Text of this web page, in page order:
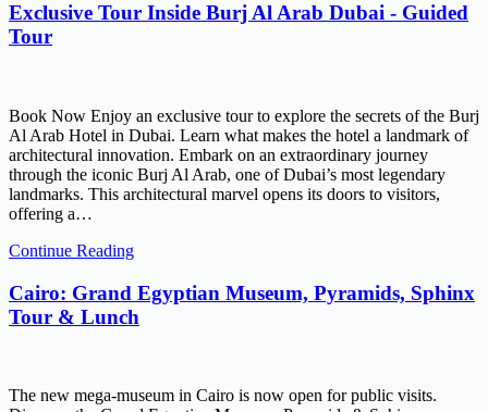
Exclusive Tour Inside Burj Al Arab Dubai - Guided
Tour
Book Now Enjoy an exclusive tour to explore the secrets of the Burj
Al Arab Hotel in Dubai. Learn what makes the hotel a landmark of
architectural innovation. Embark on an extraordinary journey
through the iconic Burj Al Arab, one of Dubai’s most legendary
landmarks. This architectural marvel opens its doors to visitors,
offering a…
Continue Reading
Cairo: Grand Egyptian Museum, Pyramids, Sphinx
Tour & Lunch
The new mega-museum in Cairo is now open for public visits.